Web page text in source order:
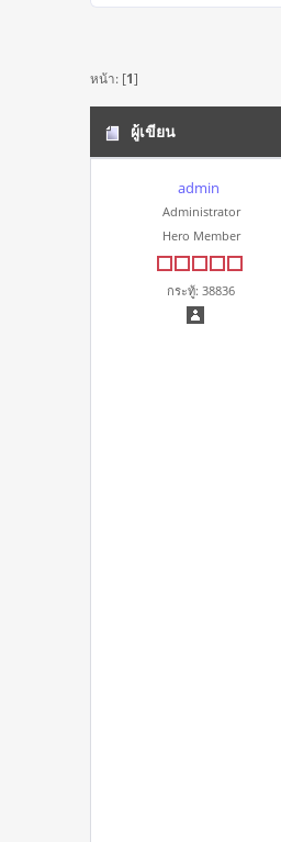
หน้า: [1]
ผู้เขียน
admin
Administrator
Hero Member
กระทู้: 38836